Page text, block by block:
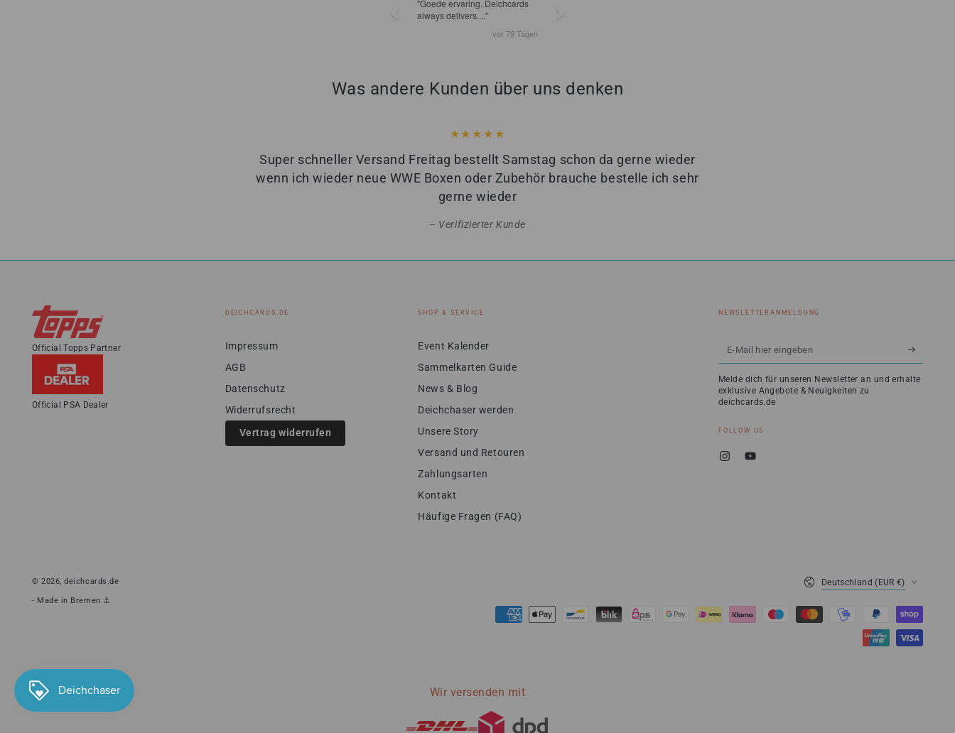
Was andere Kunden über uns denken
Super schneller Versand Freitag bestellt Samstag schon da gerne wieder
wenn ich wieder neue WWE Boxen oder Zubehör brauche bestelle ich sehr
gerne wieder
Verifizierter Kunde
Official Topps Partner
Official PSA Dealer
DEICHCARDS.DE
Impressum
AGB
Datenschutz
Widerrufsrecht
Vertrag widerrufen
SHOP & SERVICE
Event Kalender
Sammelkarten Guide
News & Blog
Deichchaser werden
Unsere Story
Versand und Retouren
Zahlungsarten
Kontakt
Häufige Fragen (FAQ)
NEWSLETTERANMELDUNG
E-
Mail
hier
eingeben
Melde dich für unseren Newsletter an und erhalte
exklusive Angebote & Neuigkeiten zu
deichcards.de
FOLLOW US
InstagramYouTube
© 2026,deichcards.de
- Made in Bremen ⚓
Deutschland (EUR €)
Zahlungsmöglichkeiten
Wir versenden mit